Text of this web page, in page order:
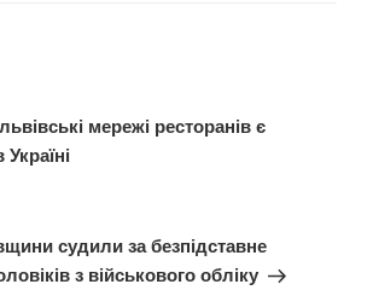
мережі ресторанів є
судили за безпідставне
з військового обліку